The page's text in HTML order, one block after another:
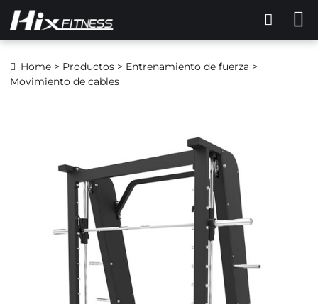
Home > Productos > Entrenamiento de fuerza >
Movimiento de cables